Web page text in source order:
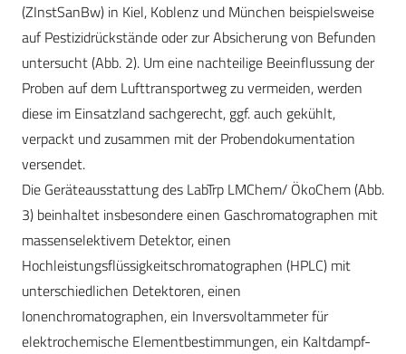
(ZInstSanBw) in Kiel, Koblenz und München beispielsweise
auf Pestizidrückstände oder zur Absicherung von Befunden
untersucht (Abb. 2). Um eine nachteilige Beeinflussung der
Proben auf dem Lufttransportweg zu vermeiden, werden
diese im Einsatzland sachgerecht, ggf. auch gekühlt,
verpackt und zusammen mit der Probendokumentation
versendet.
Die Geräteausstattung des LabTrp LMChem/ ÖkoChem (Abb.
3) beinhaltet insbesondere einen Gaschromatographen mit
massenselektivem Detektor, einen
Hochleistungsflüssigkeitschromatographen (HPLC) mit
unterschiedlichen Detektoren, einen
Ionenchromatographen, ein Inversvoltammeter für
elektroche­mische Elementbestim­mungen, ein Kaltdampf-